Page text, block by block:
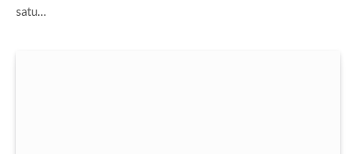
satu…